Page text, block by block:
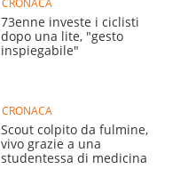
CRONACA
73enne investe i ciclisti
dopo una lite, "gesto
inspiegabile"
CRONACA
Scout colpito da fulmine,
vivo grazie a una
studentessa di medicina